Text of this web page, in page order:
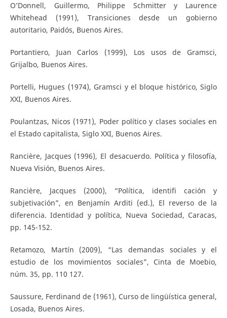
O’Donnell, Guillermo, Philippe Schmitter y Laurence
Whitehead (1991), Transiciones desde un gobierno
autoritario, Paidós, Buenos Aires.
Portantiero, Juan Carlos (1999), Los usos de Gramsci,
Grijalbo, Buenos Aires.
Portelli, Hugues (1974), Gramsci y el bloque histórico, Siglo
XXI, Buenos Aires.
Poulantzas, Nicos (1971), Poder político y clases sociales en
el Estado capitalista, Siglo XXI, Buenos Aires.
Rancière, Jacques (1996), El desacuerdo. Política y filosofía,
Nueva Visión, Buenos Aires.
Rancière, Jacques (2000), “Política, identifi cación y
subjetivación”, en Benjamín Arditi (ed.), El reverso de la
diferencia. Identidad y política, Nueva Sociedad, Caracas,
pp. 145-152.
Retamozo, Martín (2009), “Las demandas sociales y el
estudio de los movimientos sociales”, Cinta de Moebio,
núm. 35, pp. 110 127.
Saussure, Ferdinand de (1961), Curso de lingüística general,
Losada, Buenos Aires.